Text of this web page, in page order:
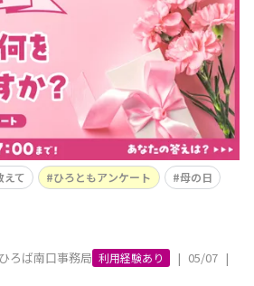
ンや感謝のメッセージで溢れてい
持ちになります💐お母さまへの感謝
んな贈り物を届けようか考える時間
えて ひろともアンケート
母の日
ろば南口事務局 利用経験あり | 05/07 |